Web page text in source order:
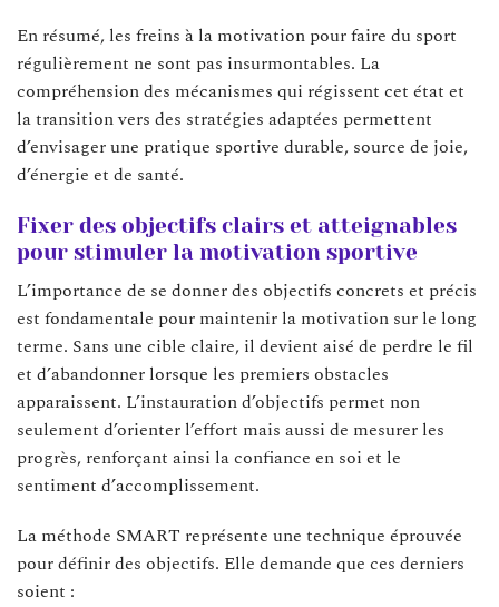
En résumé, les freins à la motivation pour faire du sport
régulièrement ne sont pas insurmontables. La
compréhension des mécanismes qui régissent cet état et
la transition vers des stratégies adaptées permettent
d’envisager une pratique sportive durable, source de joie,
d’énergie et de santé.
Fixer des objectifs clairs et atteignables
pour stimuler la motivation sportive
L’importance de se donner des objectifs concrets et précis
est fondamentale pour maintenir la motivation sur le long
terme. Sans une cible claire, il devient aisé de perdre le fil
et d’abandonner lorsque les premiers obstacles
apparaissent. L’instauration d’objectifs permet non
seulement d’orienter l’effort mais aussi de mesurer les
progrès, renforçant ainsi la confiance en soi et le
sentiment d’accomplissement.
La méthode SMART représente une technique éprouvée
pour définir des objectifs. Elle demande que ces derniers
soient :